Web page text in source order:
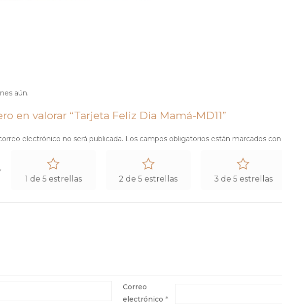
aún.
en valorar “Tarjeta Feliz Dia Mamá-MD11”
electrónico no será publicada. Los campos obligatorios están marcados con
1 de 5 estrellas 2 de 5 estrellas 3 de 5 estrellas
Correo
electrónico *